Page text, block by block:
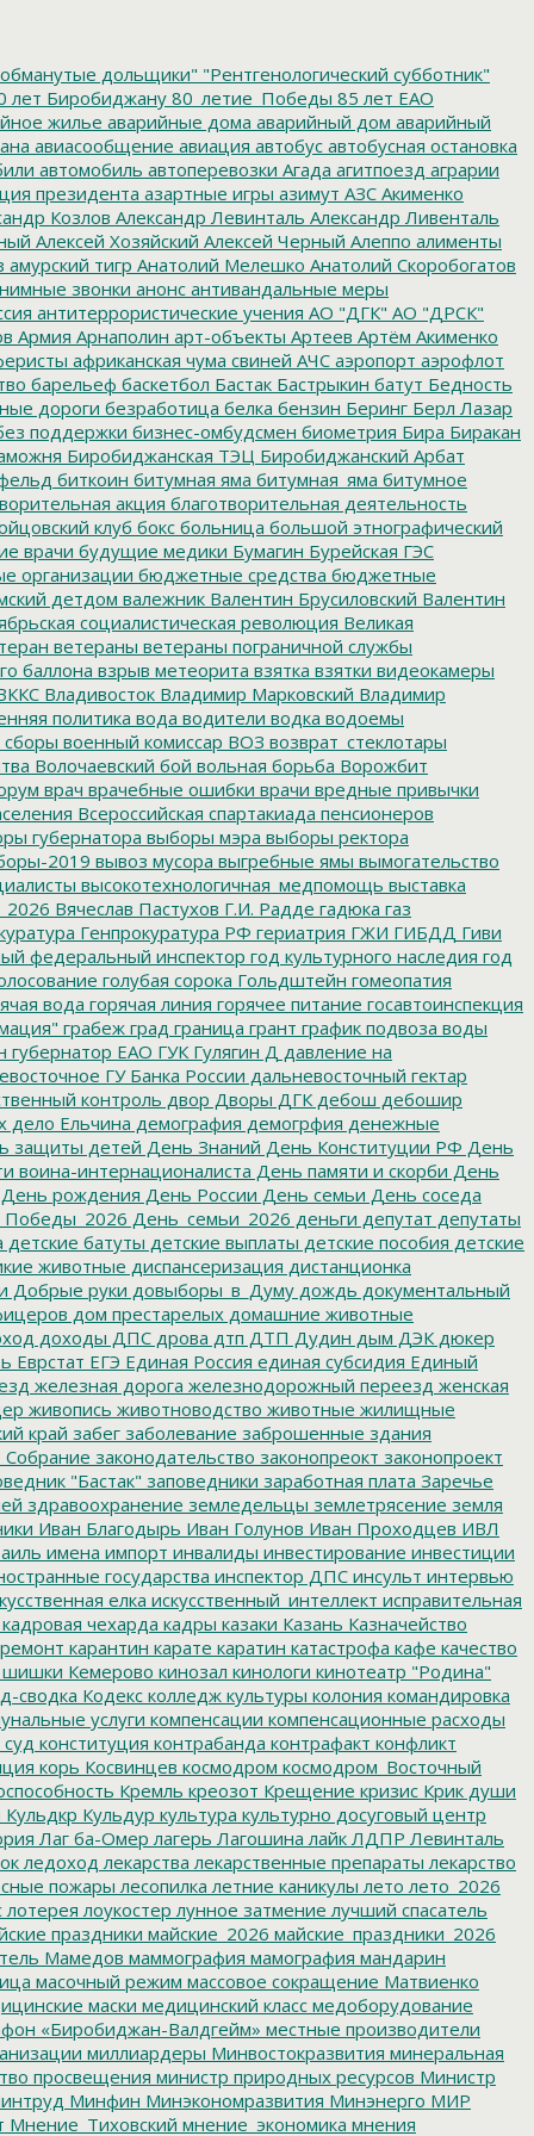
дольщики" "Рентгенологический субботник"
лет Биробиджану 80_летие_Победы 85 лет ЕАО
жилье аварийные дома аварийный дом аварийный
авиасообщение авиация автобус автобусная остановка
автомобиль автоперевозки Агада агитпоезд аграрии
президента азартные игры азимут АЗС Акименко
Козлов Александр Левинталь Александр Ливенталь
Алексей Хозяйский Алексей Черный Алеппо алименты
амурский тигр Анатолий Мелешко Анатолий Скоробогатов
звонки анонс антивандальные меры
антитеррористические учения АО "ДГК" АО "ДРСК"
Армия Арнаполин арт-объекты Артеев Артём Акименко
африканская чума свиней АЧС аэропорт аэрофлот
барельеф баскетбол Бастак Бастрыкин батут Бедность
дороги безработица белка бензин Беринг Берл Лазар
поддержки бизнес-омбудсмен биометрия Бира Биракан
Биробиджанская ТЭЦ Биробиджанский Арбат
биткоин битумная яма битумная_яма битумное
акция благотворительная деятельность
клуб бокс больница большой этнографический
врачи будущие медики Бумагин Бурейская ГЭС
организации бюджетные средства бюджетные
детдом валежник Валентин Брусиловский Валентин
социалистическая революция Великая
ветераны ветераны пограничной службы
баллона взрыв метеорита взятка взятки видеокамеры
Владивосток Владимир Марковский Владимир
политика вода водители водка водоемы
военный комиссар ВОЗ возврат_стеклотары
Волочаевский бой вольная борьба Ворожбит
врач врачебные ошибки врачи вредные привычки
Всероссийская спартакиада пенсионеров
губернатора выборы мэра выборы ректора
2019 вывоз мусора выгребные ямы вымогательство
высокотехнологичная_медпомощь выставка
Вячеслав Пастухов Г.И. Радде гадюка газ
Генпрокуратура РФ гериатрия ГЖИ ГИБДД Гиви
федеральный инспектор год культурного наследия год
голубая сорока Гольдштейн гомеопатия
вода горячая линия горячее питание госавтоинспекция
грабеж град граница грант график подвоза воды
губернатор ЕАО ГУК Гулягин Д давление на
ГУ Банка России дальневосточный гектар
контроль двор Дворы ДГК дебош дебошир
дело Ельчина демография демогрфия денежные
защиты детей День Знаний День Конституции РФ День
воина-интернационалиста День памяти и скорби День
рождения День России День семьи День соседа
День_семьи_2026 деньги депутат депутаты
детские батуты детские выплаты детские пособия детские
животные диспансеризация дистанционка
Добрые руки довыборы_в_Думу дождь документальный
дом престарелых домашние животные
доходы ДПС дрова дтп ДТП Дудин дым ДЭК дюкер
Еврстат ЕГЭ Единая Россия единая субсидия Единый
железная дорога железнодорожный переезд женская
живопись животноводство животные жилищные
край забег заболевание заброшенные здания
законодательство законопреокт законопроект
"Бастак" заповедники заработная плата Заречье
здравоохранение земледельцы землетрясение земля
Иван Благодырь Иван Голунов Иван Проходцев ИВЛ
имена импорт инвалиды инвестирование инвестиции
государства инспектор ДПС инсульт интервью
елка искусственный_интеллект исправительная
чехарда кадры казаки Казань Казначейство
карантин карате каратин катастрофа кафе качество
Кемерово кинозал кинологи кинотеатр "Родина"
сводка Кодекс колледж культуры колония командировка
услуги компенсации компенсационные расходы
конституция контрабанда контрафакт конфликт
корь Косвинцев космодром космодром_Восточный
Кремль креозот Крещение кризис Крик души
Кульдкр Кульдур культура культурно досуговый центр
Лаг ба-Омер лагерь Лагошина лайк ЛДПР Левинталь
ледоход лекарства лекарственные препараты лекарство
пожары лесопилка летние каникулы лето лето_2026
лотерея лоукостер лунное затмение лучший спасатель
праздники майские_2026 майские_праздники_2026
Мамедов маммография мамография мандарин
масочный режим массовое сокращение Матвиенко
маски медицинский класс медоборудование
«Биробиджан-Валдгейм» местные производители
миллиардеры Минвостокразвития минеральная
просвещения министр природных ресурсов Министр
Минфин Минэкономразвития Минэнерго МИР
Мнение_Тиховский мнение_экономика мнения